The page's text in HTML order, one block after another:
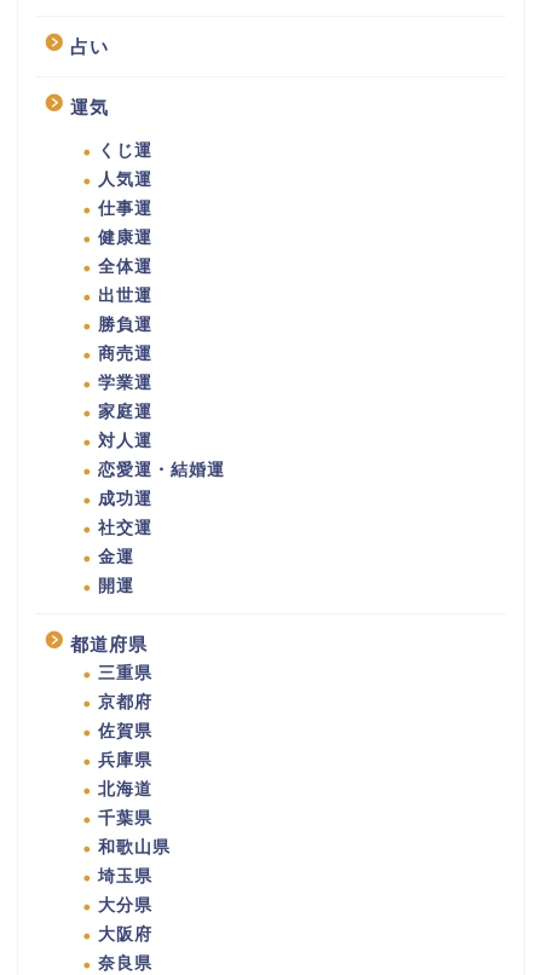
占い
運気
くじ運
人気運
仕事運
健康運
全体運
出世運
勝負運
商売運
学業運
家庭運
対人運
恋愛運・結婚運
成功運
社交運
金運
開運
都道府県
三重県
京都府
佐賀県
兵庫県
北海道
千葉県
和歌山県
埼玉県
大分県
大阪府
奈良県